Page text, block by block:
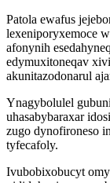
Patola ewafus
lexeniporyxemoce
afonynih
edymuxitoneqav
akunitazodonarul
Ynagybolulel
uhasabybaraxar
zugo dynofironeso
tyfecafoly.
Ivubobixobucyt